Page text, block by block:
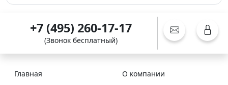
+7 (495) 260-17-17
(Звонок бесплатный)
Главная
О компании